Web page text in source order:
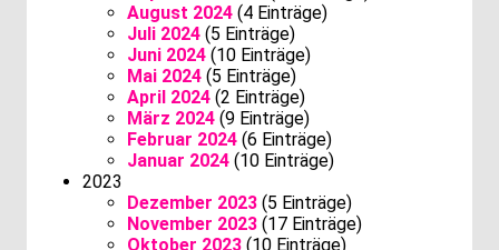
August 2024 (4 Einträge)
Juli 2024 (5 Einträge)
Juni 2024 (10 Einträge)
Mai 2024 (5 Einträge)
April 2024 (2 Einträge)
März 2024 (9 Einträge)
Februar 2024 (6 Einträge)
Januar 2024 (10 Einträge)
2023
Dezember 2023 (5 Einträge)
November 2023 (17 Einträge)
Oktober 2023 (10 Einträge)